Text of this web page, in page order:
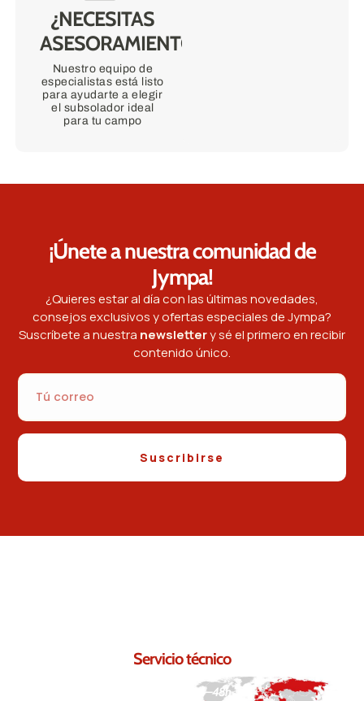
¿NECESITAS
ASESORAMIENTO?
Nuestro equipo de
especialistas está listo
para ayudarte a elegir
el subsolador ideal
para tu campo
¡Únete a nuestra comunidad de
Jympa!
¿Quieres estar al día con las últimas novedades,
consejos exclusivos y ofertas especiales de Jympa?
Suscríbete a nuestra newslettery sé el primero en recibir
contenido único.
Suscribirse
Servicio técnico
Respuesta en 24–48h